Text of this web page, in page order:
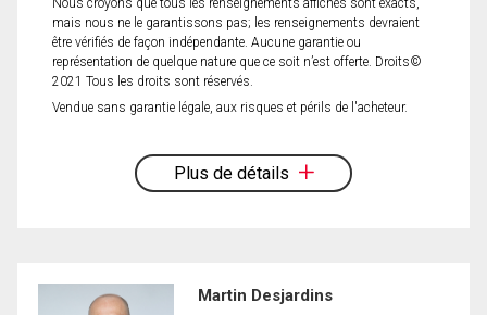
Nous croyons que tous les renseignements affichés sont exacts,
mais nous ne le garantissons pas; les renseignements devraient
être vérifiés de façon indépendante. Aucune garantie ou
représentation de quelque nature que ce soit n’est offerte. Droits©
2021 Tous les droits sont réservés.
Vendue sans garantie légale, aux risques et périls de l'acheteur.
Plus de détails
Martin Desjardins